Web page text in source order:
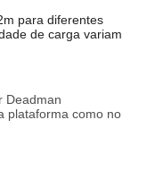
para diferentes
de carga variam
Deadman
plataforma como no